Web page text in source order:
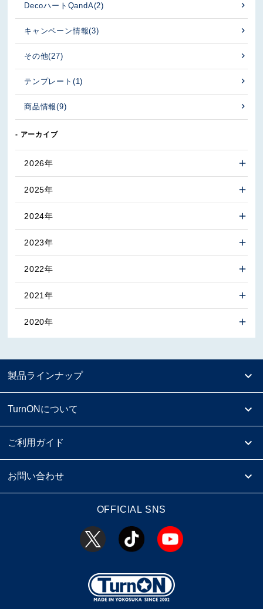
DecoハートQandA(2)
キャンペーン情報(3)
その他(27)
テンプレート (1)
商品情報(9)
- アーカイブ
2026年
2025年
2024年
2023年
2022年
2021年
2020年
製品ラインナップ
TurnONについて
ご利用ガイド
お問い合わせ
OFFICIAL SNS